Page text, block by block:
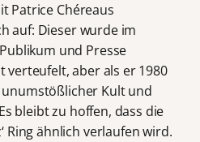
Patrice Chéreaus
auf: Dieser wurde im
und Presse
verteufelt, aber als er 1980
Kult und
bleibt zu hoffen, dass die
Ring ähnlich verlaufen wird.